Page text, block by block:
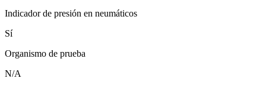
Indicador de presión en neumáticos
Sí
Organismo de prueba
N/A